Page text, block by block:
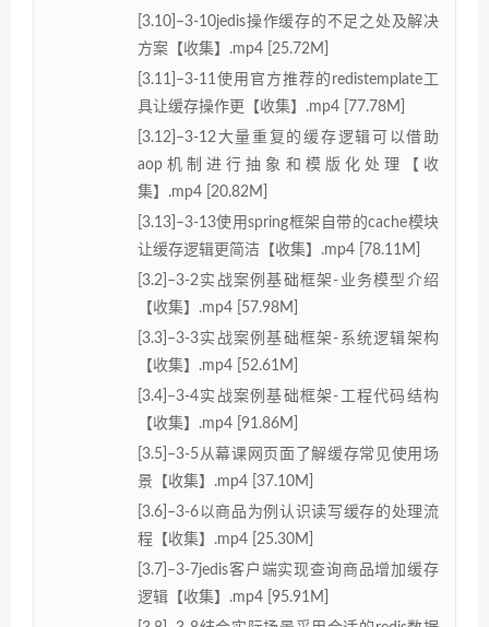
[3.10]–3-10jedis操作缓存的不足之处及解决
方案【收集】.mp4 [25.72M]
[3.11]–3-11使用官方推荐的redistemplate工
具让缓存操作更【收集】.mp4 [77.78M]
[3.12]–3-12大量重复的缓存逻辑可以借助
aop机制进行抽象和模版化处理【收
集】.mp4 [20.82M]
[3.13]–3-13使用spring框架自带的cache模块
让缓存逻辑更简洁【收集】.mp4 [78.11M]
[3.2]–3-2实战案例基础框架-业务模型介绍
【收集】.mp4 [57.98M]
[3.3]–3-3实战案例基础框架-系统逻辑架构
【收集】.mp4 [52.61M]
[3.4]–3-4实战案例基础框架-工程代码结构
【收集】.mp4 [91.86M]
[3.5]–3-5从幕课网页面了解缓存常见使用场
景【收集】.mp4 [37.10M]
[3.6]–3-6以商品为例认识读写缓存的处理流
程【收集】.mp4 [25.30M]
[3.7]–3-7jedis客户端实现查询商品增加缓存
逻辑【收集】.mp4 [95.91M]